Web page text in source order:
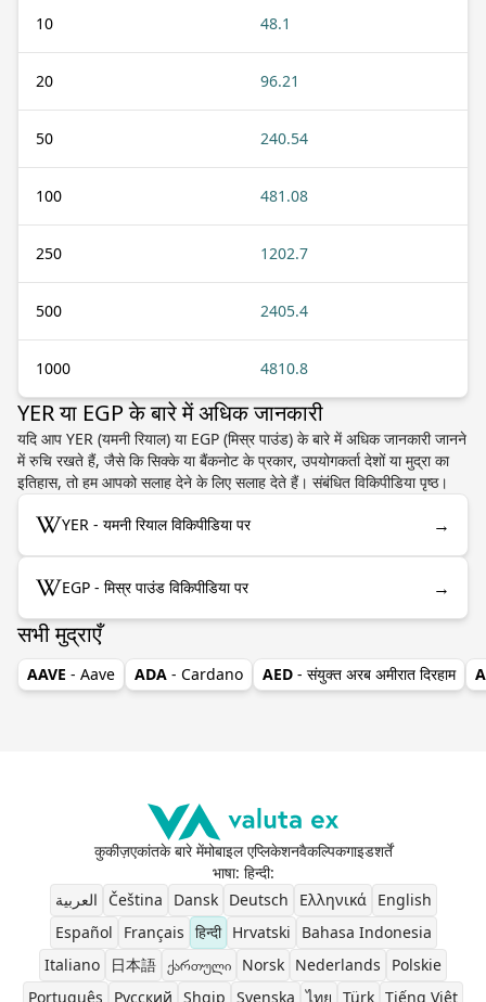
10 48.1
20 96.21
50 240.54
100 481.08
250 1202.7
500 2405.4
1000 4810.8
YER या EGP के बारे में अधिक जानकारी
यदि आप YER (यमनी रियाल) या EGP (मिस्र पाउंड) के बारे में अधिक जानकारी जानने
में रुचि रखते हैं, जैसे कि सिक्के या बैंकनोट के प्रकार, उपयोगकर्ता देशों या मुद्रा का
इतिहास, तो हम आपको सलाह देने के लिए सलाह देते हैं। संबंधित विकिपीडिया पृष्ठ।
YER - यमनी रियाल विकिपीडिया पर →
EGP - मिस्र पाउंड विकिपीडिया पर →
सभी मुद्राएँ
AAVE - Aave ADA - Cardano AED - संयुक्त अरब अमीरात दिरहाम
कुकीज़एकांतके बारे मेंमोबाइल एप्लिकेशनवैकल्पिकगाइडशर्तें
भाषा: हिन्दी:
العربية
Čeština Dansk Deutsch Ελληνικά
English
Español
Français हिन्दी Hrvatski
Bahasa Indonesia
Italiano
日本語 ქართული Norsk Nederlands
Polskie
Português
Pусский Shqip Svenska ไทย Türk Tiếng Việt